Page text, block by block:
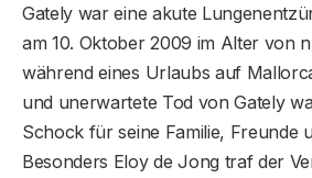
Gately war eine akute
am 10. Oktober 2009 im Alter von
während eines Urlaubs auf
und unerwartete Tod von Gately
Schock für seine Familie, Freunde
Besonders Eloy de Jong traf der